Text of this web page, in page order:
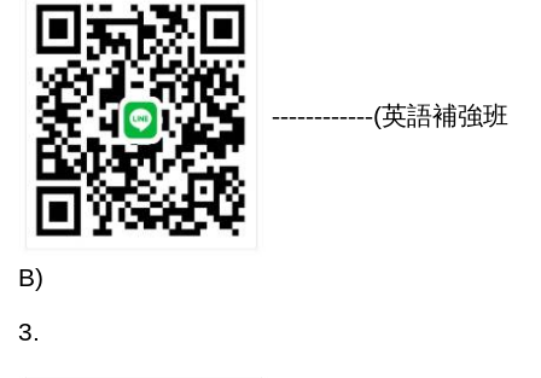
------------(英語補強班
B)
3.